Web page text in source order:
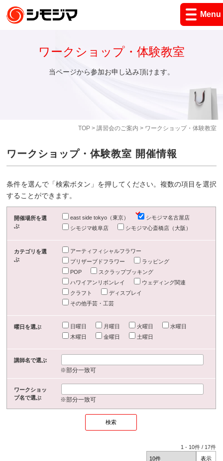
Menu
TOP> 講習会のご案内 > ワークショップ・体験教室
ワークショップ・体験教室
当ページから参加お申し込み頂けます。
ワークショップ・体験教室 開催情報
条件を選んで「検索ボタン」を押してください。複数の項目を選択
することができます。
開催場所を選
ぶ
east side tokyo（東京）
シモジマ名古屋店
シモジマ岐阜店
シモジマ心斎橋店（大阪）
カテゴリを選
ぶ
アーティフィシャルフラワー
プリザーブドフラワー
ラッピング
POP
スクラップブッキング
ハワイアンリボンレイ
ウェディング関連
クラフト
ディスプレイ
その他手芸・工芸
曜日を選ぶ 日曜日 月曜日 火曜日
水曜日
木曜日
金曜日 土曜日
講師名で選ぶ
※部分一致可
ワークショッ
プ名で選ぶ
※部分一致可
1 - 10件 / 17件